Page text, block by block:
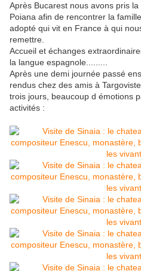
Après Bucarest nous avons pris
Poiana afin de rencontrer la
adopté qui vit en France à qui
remettre.
Accueil et échanges
la langue espagnole.........
Après une demi journée passé
rendus chez des amis à
trois jours, beaucoup d émotions
activités :